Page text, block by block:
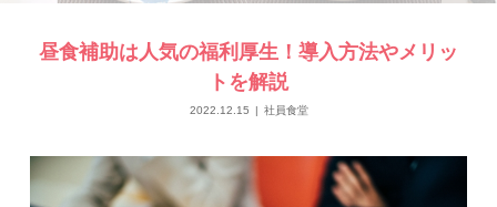
昼食補助は人気の福利厚生！導入方法やメリッ
トを解説
2022.12.15 社員食堂